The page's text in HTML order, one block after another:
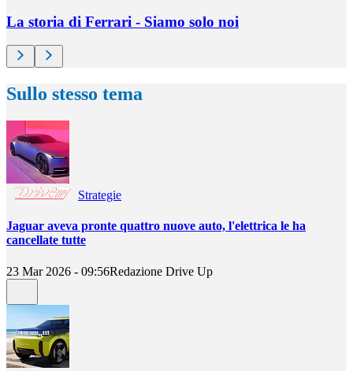
La storia di Ferrari - Siamo solo noi
Sullo stesso tema
Strategie
Jaguar aveva pronte quattro nuove auto, l'elettrica le ha
cancellate tutte
23 Mar 2026 - 09:56Redazione Drive Up